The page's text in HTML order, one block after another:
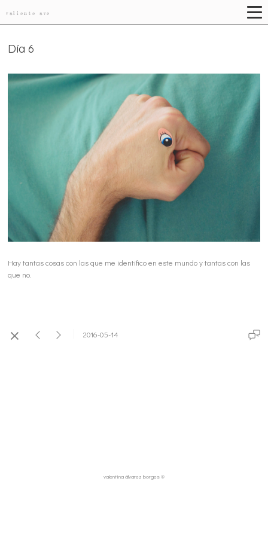
valiente ave
Día 6
Hay tantas cosas con las que me identifico en este mundo y tantas con las
que no.
2016-05-14
valentina álvarez borges ®